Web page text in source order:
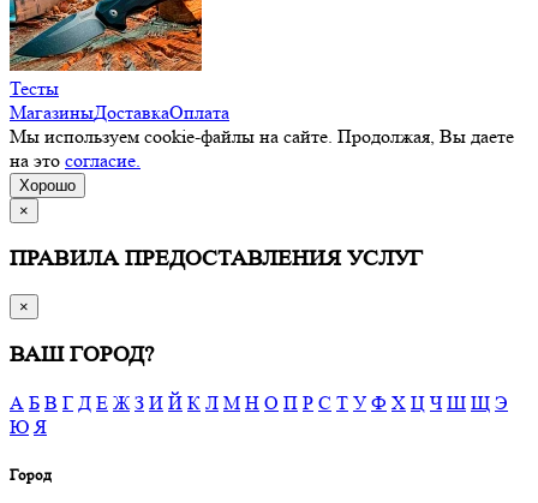
Тесты
МагазиныДоставкаОплата
Мы используем cookie-файлы на сайте. Продолжая, Вы даете
на это согласие.
Хорошо
×
ПРАВИЛА ПРЕДОСТАВЛЕНИЯ УСЛУГ
×
ВАШ ГОРОД?
А Б В Г Д Е Ж З И Й К Л М Н О П Р С Т У Ф Х Ц Ч Ш Щ Э
Ю Я
Город